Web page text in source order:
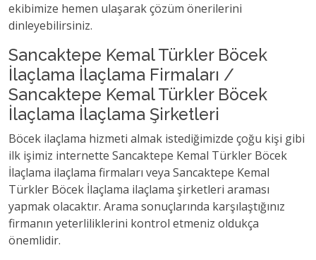
ekibimize hemen ulaşarak çözüm önerilerini
dinleyebilirsiniz.
Sancaktepe Kemal Türkler Böcek
İlaçlama İlaçlama Firmaları /
Sancaktepe Kemal Türkler Böcek
İlaçlama İlaçlama Şirketleri
Böcek ilaçlama hizmeti almak istediğimizde çoğu kişi gibi
ilk işimiz internette Sancaktepe Kemal Türkler Böcek
İlaçlama ilaçlama firmaları veya Sancaktepe Kemal
Türkler Böcek İlaçlama ilaçlama şirketleri araması
yapmak olacaktır. Arama sonuçlarında karşılaştığınız
firmanın yeterliliklerini kontrol etmeniz oldukça
önemlidir.